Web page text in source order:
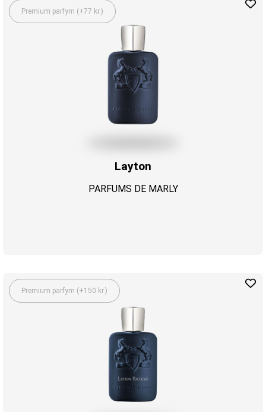
Premium parfym (+77 kr.)
Layton
PARFUMS DE MARLY
Premium parfym (+150 kr.)